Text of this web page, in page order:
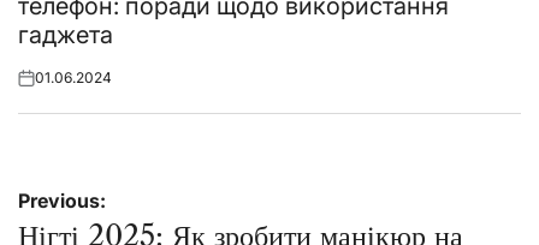
гаджета
Posted
01.06.2024
Навігація
записів
Previous:
Нігті 2025: Як зробити манікюр на